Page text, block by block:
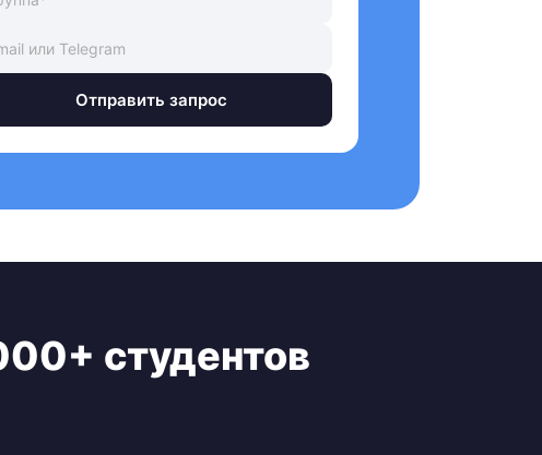
Отправить запрос
студентов